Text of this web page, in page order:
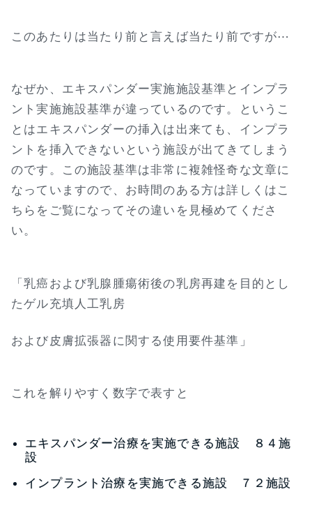
このあたりは当たり前と言えば当たり前ですが⋯
なぜか、エキスパンダー実施施設基準とインプラ
ント実施施設基準が違っているのです。というこ
とはエキスパンダーの挿入は出来ても、インプラ
ントを挿入できないという施設が出てきてしまう
のです。この施設基準は非常に複雑怪奇な文章に
なっていますので、お時間のある方は詳しくはこ
ちらをご覧になってその違いを見極めてくださ
い。
「乳癌および乳腺腫瘍術後の乳房再建を目的とし
たゲル充填人工乳房
および皮膚拡張器に関する使用要件基準」
これを解りやすく数字で表すと
エキスパンダー治療を実施できる施設 ８４施
設
インプラント治療を実施できる施設 ７２施設